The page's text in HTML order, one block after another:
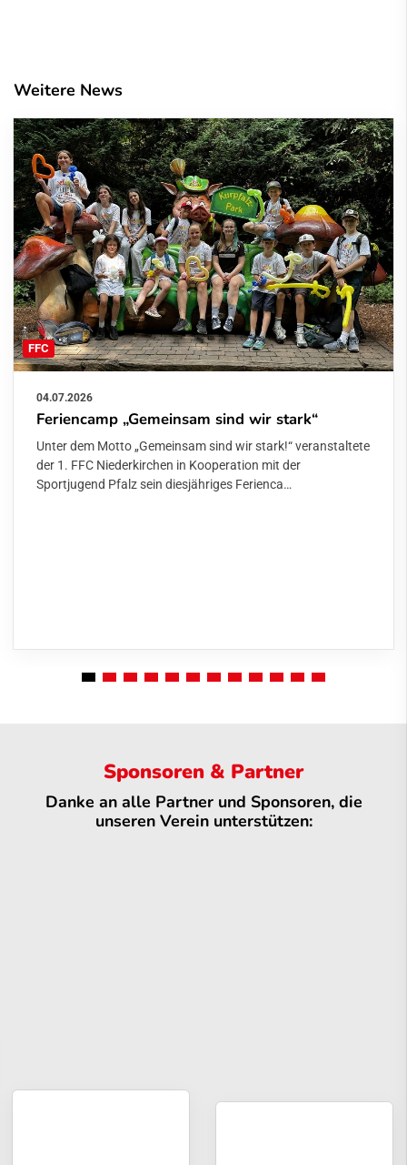
Weitere News
FFC
04.07.2026
Feriencamp „Gemeinsam sind wir stark“
Unter dem Motto „Gemeinsam sind wir stark!“ veranstaltete
der 1. FFC Niederkirchen in Kooperation mit der
Sportjugend Pfalz sein diesjähriges Ferienca…
Sponsoren & Partner
Danke an alle Partner und Sponsoren, die
unseren Verein unterstützen: